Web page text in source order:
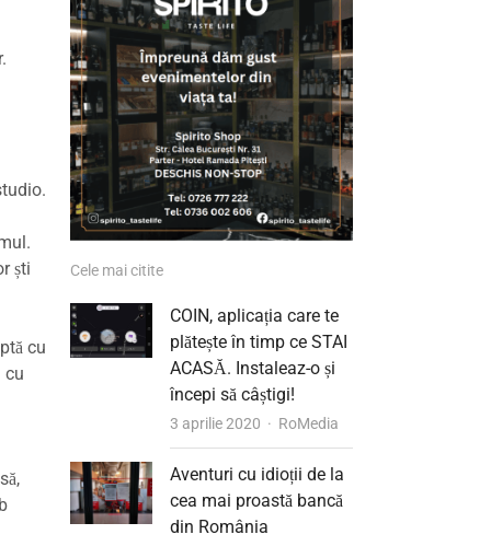
ști
cu
cu
Cele mai citite
COIN, aplicația care te
plătește în timp ce STAI
ACASĂ. Instaleaz-o și
începi să câștigi!
3 aprilie 2020 Author
RoMedia
Aventuri cu idioții de la
cea mai proastă bancă
din România